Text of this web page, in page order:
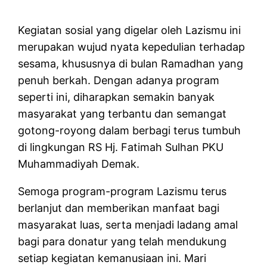
Kegiatan sosial yang digelar oleh Lazismu ini
merupakan wujud nyata kepedulian terhadap
sesama, khususnya di bulan Ramadhan yang
penuh berkah. Dengan adanya program
seperti ini, diharapkan semakin banyak
masyarakat yang terbantu dan semangat
gotong-royong dalam berbagi terus tumbuh
di lingkungan RS Hj. Fatimah Sulhan PKU
Muhammadiyah Demak.
Semoga program-program Lazismu terus
berlanjut dan memberikan manfaat bagi
masyarakat luas, serta menjadi ladang amal
bagi para donatur yang telah mendukung
setiap kegiatan kemanusiaan ini. Mari